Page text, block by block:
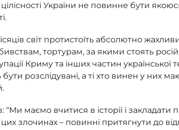
цілісності України не повинне бути
світ протистоїть абсолютно
тортурам, за якими стоять
Криму та інших частин української
розслідувані, а ті хто винен у них
“Ми маємо вчитися в історії і
цих злочинах – повинні притягнути до